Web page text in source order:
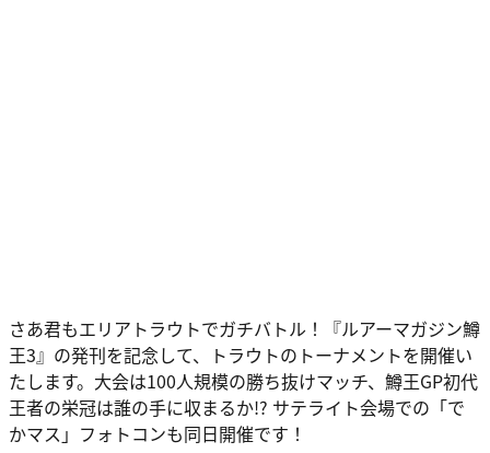
さあ君もエリアトラウトでガチバトル！『ルアーマガジン鱒
王3』の発刊を記念して、トラウトのトーナメントを開催い
たします。大会は100人規模の勝ち抜けマッチ、鱒王GP初代
王者の栄冠は誰の手に収まるか!? サテライト会場での「で
かマス」フォトコンも同日開催です！